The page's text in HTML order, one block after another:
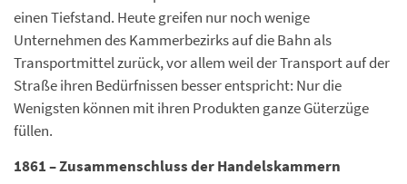
einen Tiefstand. Heute greifen nur noch wenige
Unternehmen des Kammerbezirks auf die Bahn als
Transportmittel zurück, vor allem weil der Transport auf der
Straße ihren Bedürfnissen besser entspricht: Nur die
Wenigsten können mit ihren Produkten ganze Güterzüge
füllen.
1861 – Zusammenschluss der Handelskammern